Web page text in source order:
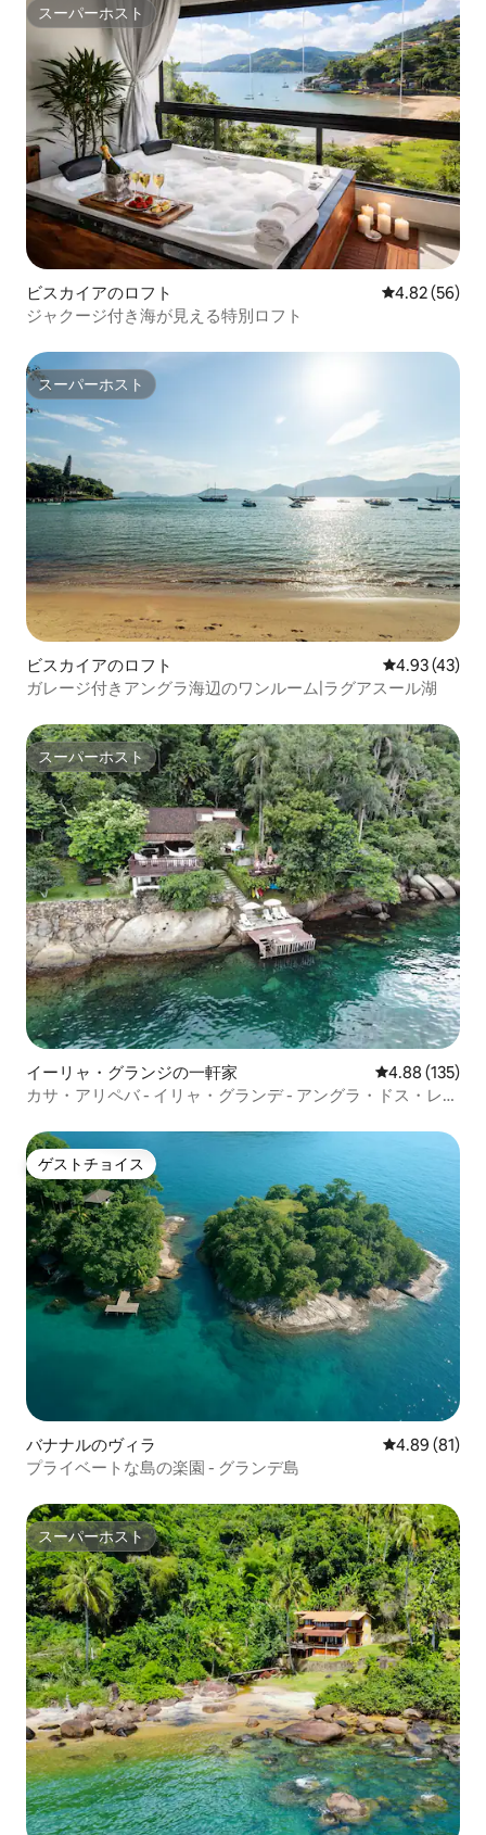
スーパーホスト
スーパーホスト
ビスカイアのロフト レビュー56
4.82 (56)
ジャクージ付き海が見える特別ロフト
スーパーホスト
スーパーホスト
ビスカイアのロフト レビュー43
4.93 (43)
ガレージ付きアングラ海辺のワンルーム|ラグアスール湖
スーパーホスト
スーパーホスト
イーリャ・グランジの一軒家 レビュー135
4.88 (135)
カサ・アリペバ - イリャ・グランデ - アングラ・ドス・レイ
ゲストチョイス
ゲストチョイス
バナナルのヴィラ レビュー81
4.89 (81)
プライベートな島の楽園 - グランデ島
スーパーホスト
スーパーホスト